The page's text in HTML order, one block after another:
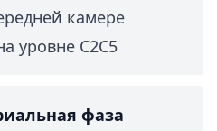
камере
уровне С2С5
фаза